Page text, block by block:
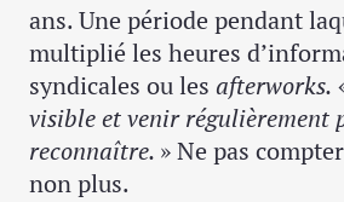
ans. Une période pendant
multiplié les heures
syndicales ou les afterworks.
visible et venir régulièrement
reconnaître. »Ne pas
non plus.